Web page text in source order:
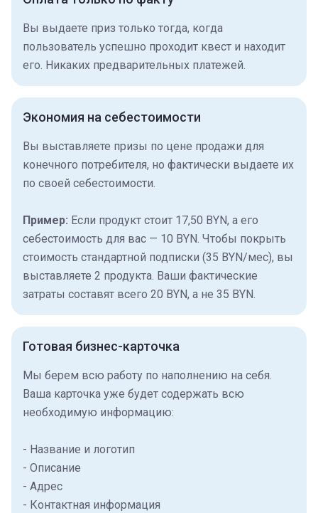
Вы выдаете приз только тогда, когда
пользователь успешно проходит квест и находит
его. Никаких предварительных платежей.
Экономия на себестоимости
Вы выставляете призы по цене продажи для
конечного потребителя, но фактически выдаете их
по своей себестоимости.
Пример: Если продукт стоит 17,50 BYN, а его
себестоимость для вас — 10 BYN. Чтобы покрыть
стоимость стандартной подписки (35 BYN/мес), вы
выставляете 2 продукта. Ваши фактические
затраты составят всего 20 BYN, а не 35 BYN.
Готовая бизнес-карточка
Мы берем всю работу по наполнению на себя.
Ваша карточка уже будет содержать всю
необходимую информацию:
- Название и логотип
- Описание
- Адрес
- Контактная информация